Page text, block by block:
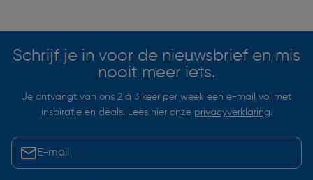
Schrijf je in voor de nieuwsbrief en mis
nooit meer iets.
Je ontvangt van ons 2 à 3 keer per week een e-mail vol met
inspiratie en deals. Lees hier onze privacyverklaring.